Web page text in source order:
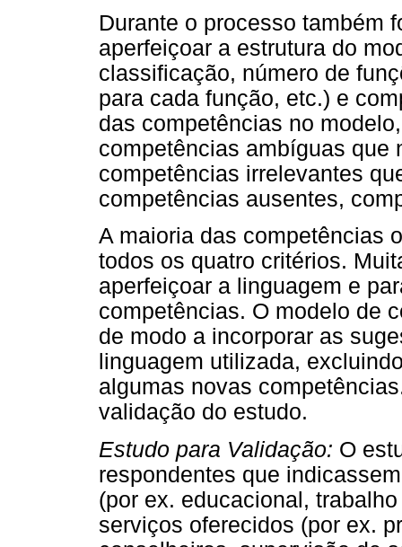
Durante o processo também
aperfeiçoar a estrutura do
classificação, número de
para cada função, etc.) e
das competências no
competências ambíguas que
competências irrelevantes
competências ausentes,
A maioria das competências
todos os quatro critérios.
aperfeiçoar a linguagem e
competências. O modelo de
de modo a incorporar as
linguagem utilizada,
algumas novas
validação do estudo.
Estudo para Validação: O
respondentes que
(por ex. educacional,
serviços oferecidos (por ex.